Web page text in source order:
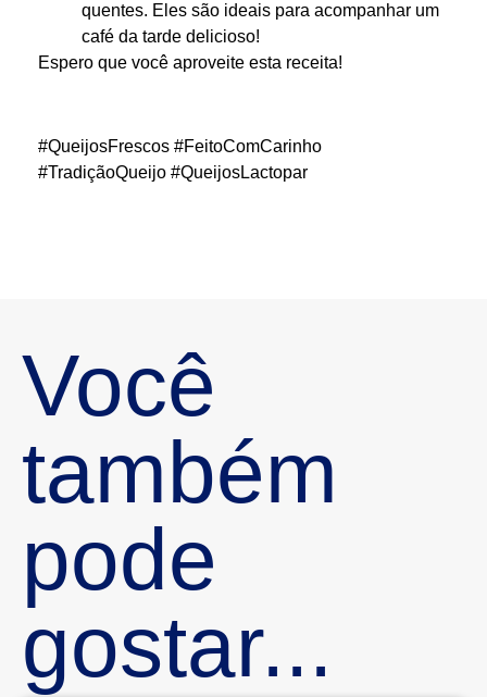
quentes. Eles são ideais para acompanhar um
café da tarde delicioso!
Espero que você aproveite esta receita!
#QueijosFrescos #FeitoComCarinho
#TradiçãoQueijo #QueijosLactopar
Você
também
pode
gostar...